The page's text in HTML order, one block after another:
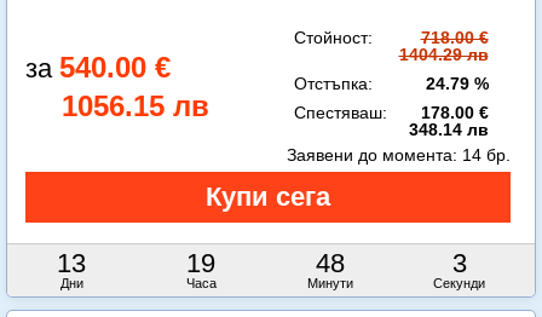
540.00 €
1056.15 лв
Стойност:
718.00 €
1404.29 лв
Отстъпка:
24.79 %
Спестяваш:
178.00 €
348.14 лв
13
Дни
19
Часа
48
Минути
2
Секунди
Заявени до момента: 14 бр.